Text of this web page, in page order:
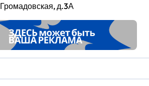
Громадовская, д.3А